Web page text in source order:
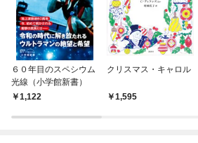
６０年目のスペシウム
光線（小学館新書）
1,122
クリスマス・キャロル
1,595